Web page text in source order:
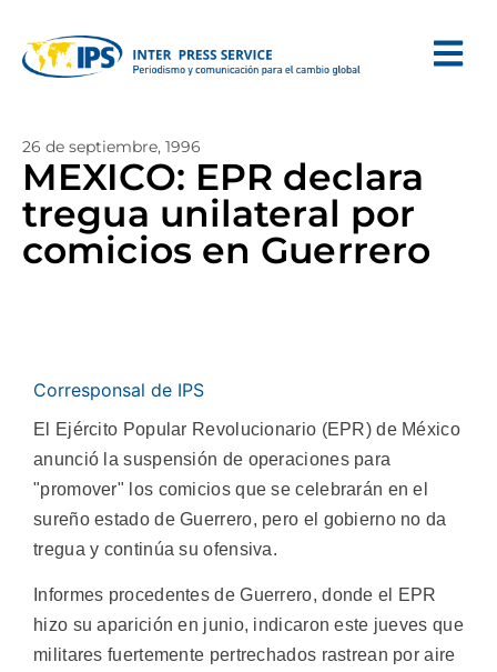
26 de septiembre, 1996
MEXICO: EPR declara
tregua unilateral por
comicios en Guerrero
Corresponsal de IPS
El Ejército Popular Revolucionario (EPR) de México
anunció la suspensión de operaciones para
"promover" los comicios que se celebrarán en el
sureño estado de Guerrero, pero el gobierno no da
tregua y continúa su ofensiva.
Informes procedentes de Guerrero, donde el EPR
hizo su aparición en junio, indicaron este jueves que
militares fuertemente pertrechados rastrean por aire